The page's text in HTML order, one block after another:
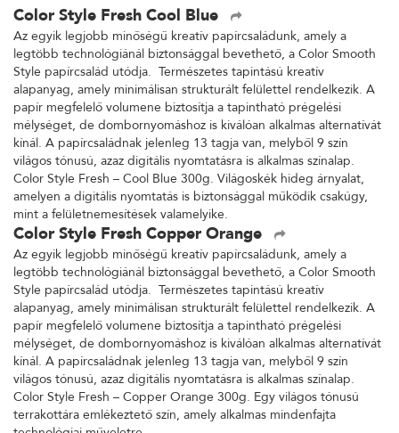
Color Style Fresh Cool Blue
Az egyik legjobb minőségű kreatív papírcsaládunk, amely a
legtöbb technológiánál biztonsággal bevethető, a Color Smooth
Style papírcsalád utódja. Természetes tapintású kreatív
alapanyag, amely minimálisan strukturált felülettel rendelkezik. A
papír megfelelő volumene biztosítja a tapintható prégelési
mélységet, de dombornyomáshoz is kiválóan alkalmas alternatívát
kínál. A papírcsaládnak jelenleg 13 tagja van, melyből 9 szín
világos tónusú, azaz digitális nyomtatásra is alkalmas színalap.
Color Style Fresh – Cool Blue 300g. Világoskék hideg árnyalat,
amelyen a digitális nyomtatás is biztonsággal működik csakúgy,
mint a felületnemesítések valamelyike.
Color Style Fresh Copper Orange
Az egyik legjobb minőségű kreatív papírcsaládunk, amely a
legtöbb technológiánál biztonsággal bevethető, a Color Smooth
Style papírcsalád utódja. Természetes tapintású kreatív
alapanyag, amely minimálisan strukturált felülettel rendelkezik. A
papír megfelelő volumene biztosítja a tapintható prégelési
mélységet, de dombornyomáshoz is kiválóan alkalmas alternatívát
kínál. A papírcsaládnak jelenleg 13 tagja van, melyből 9 szín
világos tónusú, azaz digitális nyomtatásra is alkalmas színalap.
Color Style Fresh – Copper Orange 300g. Egy világos tónusú
terrakottára emlékeztető szín, amely alkalmas mindenfajta